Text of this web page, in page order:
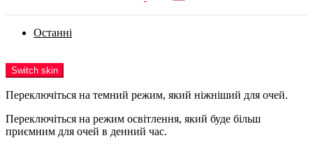
Останні
Switch skin
Переключіться на темний режим, який ніжніший для очей.
Переключіться на режим освітлення, який буде більш
приємним для очей в денний час.